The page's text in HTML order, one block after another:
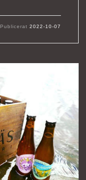
Publicerat2022-10-07